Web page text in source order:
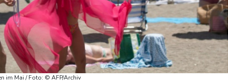
im Mai / Foto: © AFP/Archiv